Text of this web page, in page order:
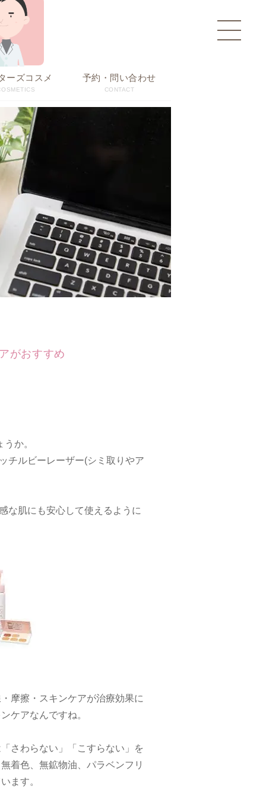
ーズコスメ 予約・問い合わせ
CONTACT
toggle
がおすすめ
か。
チルビーレーザー(シミ取りやア
な肌にも安心して使えるように
摩擦・スキンケアが治療効果に
ケアなんですね。
さわらない」「こすらない」を
着色、無鉱物油、パラベンフリ
ます。